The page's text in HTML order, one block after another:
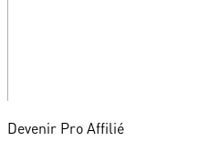
Devenir Pro Affilié